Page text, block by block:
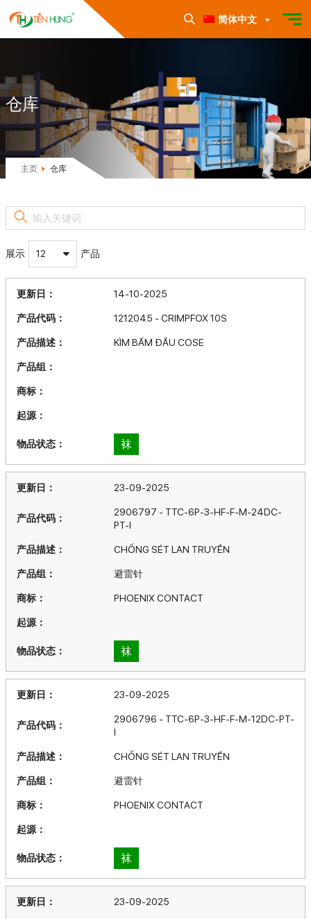
简体中文
仓库
主页 仓库
展示 12 产品
14-10-2025
1212045 - CRIMPFOX 10S
KÌM BẤM ĐẦU COSE
袜
23-09-2025
2906797 - TTC-6P-3-HF-F-M-24DC-
PT-I
CHỐNG SÉT LAN TRUYỀN
避雷针
PHOENIX CONTACT
袜
23-09-2025
2906796 - TTC-6P-3-HF-F-M-12DC-PT-
I
CHỐNG SÉT LAN TRUYỀN
避雷针
PHOENIX CONTACT
袜
23-09-2025